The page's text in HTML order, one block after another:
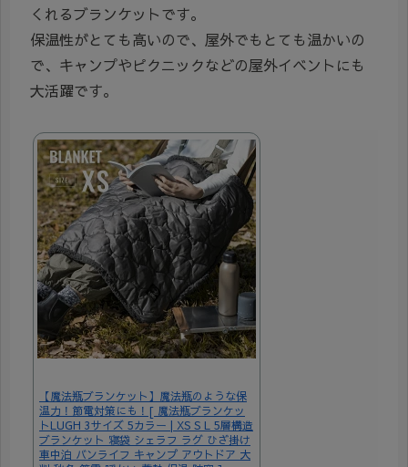
くれるブランケットです。
保温性がとても高いので、屋外でもとても温かいの
で、キャンプやピクニックなどの屋外イベントにも
大活躍です。
【魔法瓶ブランケット】魔法瓶のような保
温力！節電対策にも！[ 魔法瓶ブランケッ
トLUGH 3サイズ 5カラー | XS S L 5層構造
ブランケット 寝袋 シェラフ ラグ ひざ掛け
車中泊 バンライフ キャンプ アウトドア 大